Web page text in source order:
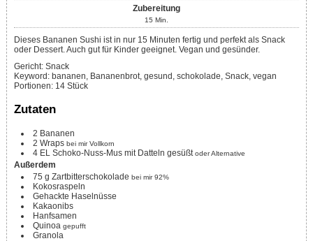
Zubereitung
15 Min.
Dieses Bananen Sushi ist in nur 15 Minuten fertig und perfekt als Snack
oder Dessert. Auch gut für Kinder geeignet. Vegan und gesünder.
Gericht: Snack
Keyword: bananen, Bananenbrot, gesund, schokolade, Snack, vegan
Portionen: 14 Stück
Zutaten
2 Bananen
2 Wraps bei mir Vollkorn
4 EL Schoko-Nuss-Mus mit Datteln gesüßt oder Alternative
Außerdem
75 g Zartbitterschokolade bei mir 92%
Kokosraspeln
Gehackte Haselnüsse
Kakaonibs
Hanfsamen
Quinoa gepufft
Granola